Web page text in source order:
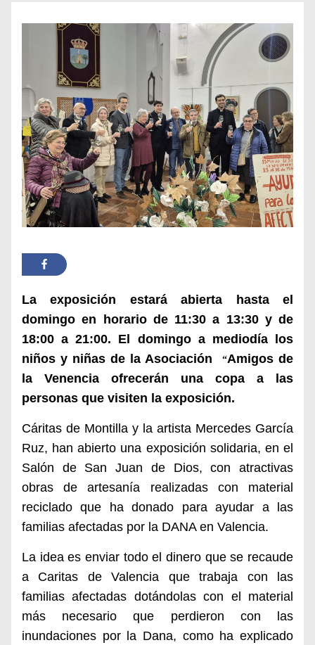
La exposición estará abierta hasta el
domingo en horario de 11:30 a 13:30 y de
18:00 a 21:00. El domingo a mediodía los
niños y niñas de la Asociación
“Amigos de
la Venencia ofrecerán una copa a las
personas que visiten la exposición.
Cáritas de Montilla y la artista Mercedes García
Ruz, han abierto una exposición solidaria, en el
Salón de San Juan de Dios, con atractivas
obras de artesanía realizadas con material
reciclado que ha donado para ayudar a las
familias afectadas por la DANA en Valencia.
La idea es enviar todo el dinero que se recaude
a Caritas de Valencia que trabaja con las
familias afectadas dotándolas con el material
más necesario que perdieron con las
inundaciones por la Dana, como ha explicado